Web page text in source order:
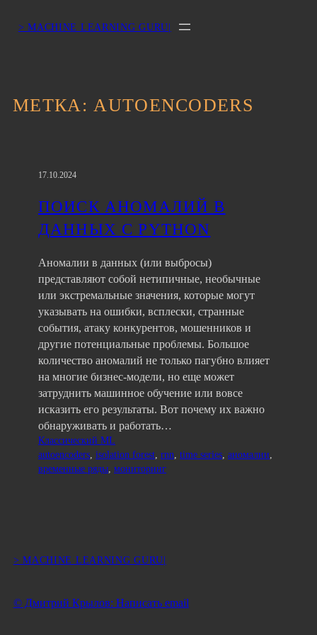
> MACHINE LEARNING GURU|
МЕТКА:AUTOENCODERS
17.10.2024
ПОИСК АНОМАЛИЙ В
ДАННЫХ С PYTHON
Аномалии в данных (или выбросы)
представляют собой нетипичные, необычные
или экстремальные значения, которые могут
указывать на ошибки, всплески, странные
события, атаку конкурентов, мошенников и
другие потенциальные проблемы. Большое
количество аномалий не только пагубно влияет
на многие бизнес-модели, но еще может
затруднить машинное обучение или вовсе
исказить его результаты. Вот почему их важно
обнаруживать и работать…
Классический ML
autoencoders isolation forest rnn time series аномалии
временные ряды мониторинг
> MACHINE LEARNING GURU|
© Дмитрий Крылов: Написать email